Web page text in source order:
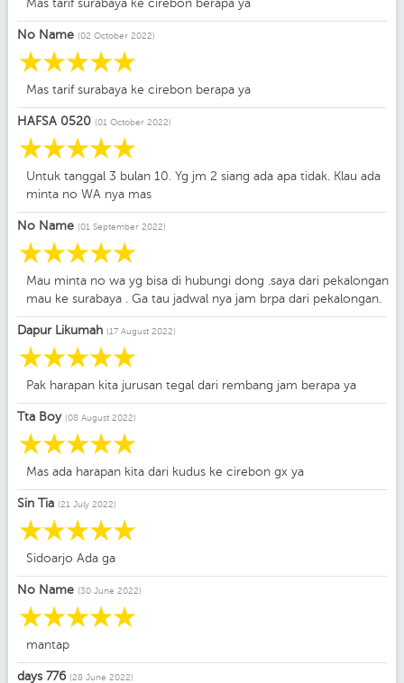
Mas tarif surabaya ke cirebon berapa ya
No Name (02 October 2022)
☆
☆
☆
☆
☆
Mas tarif surabaya ke cirebon berapa ya
HAFSA 0520 (01 October 2022)
☆
☆
☆
☆
☆
Untuk tanggal 3 bulan 10. Yg jm 2 siang ada apa tidak. Klau ada
minta no WA nya mas
No Name (01 September 2022)
☆
☆
☆
☆
☆
Mau minta no wa yg bisa di hubungi dong .saya dari pekalongan
mau ke surabaya . Ga tau jadwal nya jam brpa dari pekalongan.
Dapur Likumah (17 August 2022)
☆
☆
☆
☆
☆
Pak harapan kita jurusan tegal dari rembang jam berapa ya
Tta Boy (08 August 2022)
☆
☆
☆
☆
☆
Mas ada harapan kita dari kudus ke cirebon gx ya
Sin Tia (21 July 2022)
☆
☆
☆
☆
☆
Sidoarjo Ada ga
No Name (30 June 2022)
☆
☆
☆
☆
☆
mantap
days 776 (28 June 2022)